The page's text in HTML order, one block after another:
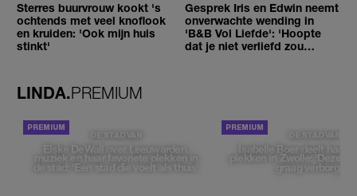
Sterres buurvrouw kookt 's
ochtends met veel knoflook
en kruiden: 'Ook mijn huis
stinkt'
Gesprek Iris en Edwin neemt
onverwachte wending in
'B&B Vol Liefde': 'Hoopte
dat je niet verliefd zou
LINDA.PREMIUM
DE STAD VAN
Elske DeWall over Leeuwarden,
muziek en haar favoriete plekken in
de stad: 'Een stad die voelt als thuis'
DE STAD VAN
Isabelle Boer deelt haar
plekken in Zwolle: 'Deze
graag verborgen'